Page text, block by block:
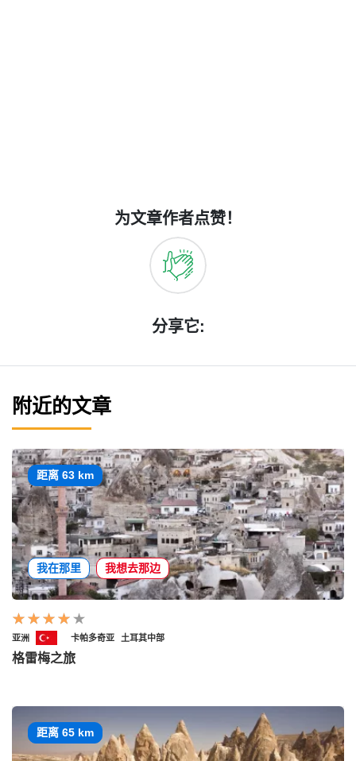
为文章作者点赞！
分享它:
附近的文章
距离 63 km
我在那里 我想去那边
亚洲 卡帕多奇亚 土耳其中部
格雷梅之旅
距离 65 km